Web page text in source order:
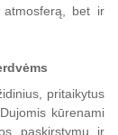
bet ir
pritaikytus
kūrenami
paskirstymu ir